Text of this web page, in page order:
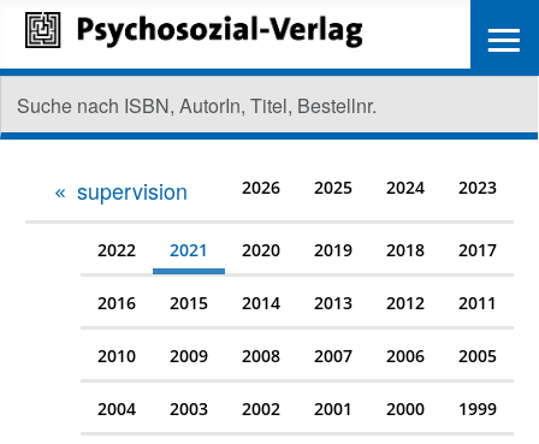
supervision 2026 2025 2024 2023
2022 2021 2020 2019 2018 2017
2016 2015 2014 2013 2012 2011
2010 2009 2008 2007 2006 2005
2004 2003 2002 2001 2000 1999
≡